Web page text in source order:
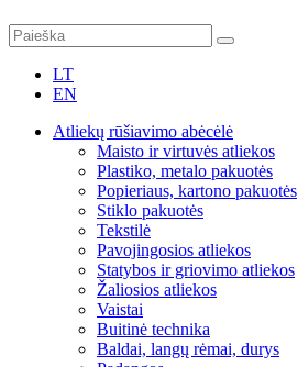
LT
EN
Atliekų rūšiavimo abėcėlė
Maisto ir virtuvės atliekos
Plastiko, metalo pakuotės
Popieriaus, kartono pakuotės
Stiklo pakuotės
Tekstilė
Pavojingosios atliekos
Statybos ir griovimo atliekos
Žaliosios atliekos
Vaistai
Buitinė technika
Baldai, langų rėmai, durys